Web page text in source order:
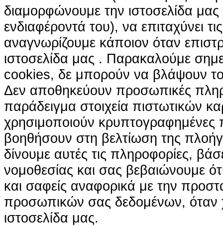
διαμορφώνουμε την ιστοσελίδα
ενδιαφέροντά του), να επιταχύνει
αναγνωρίζουμε κάποιον όταν
ιστοσελίδα μας . Παρακαλούμε
cookies, δε μπορούν να βλάψουν
Δεν αποθηκεύουν προσωπικές
παράδειγμα στοιχεία πιστωτικών
χρησιμοποιούν κρυπτογραφημένες
βοηθήσουν στη βελτίωση της
δίνουμε αυτές τις πληροφορίες,
νομοθεσίας και σας βεβαιώνουμε ότι
και σαφείς αναφορικά με την
προσωπικών σας δεδομένων, όταν
ιστοσελίδα μας.